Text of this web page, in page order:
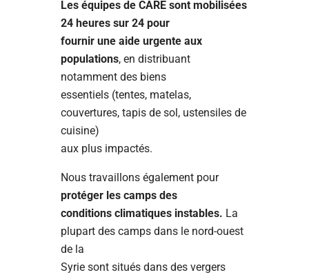
Les équipes de CARE sont mobilisées
24 heures sur 24 pour
fournir une aide urgente aux
populations, en distribuant
notamment des biens
essentiels (tentes, matelas,
couvertures, tapis de sol, ustensiles de
cuisine)
aux plus impactés.
Nous travaillons également pour
protéger les camps des
conditions climatiques instables. La
plupart des camps dans le nord-ouest
de la
Syrie sont situés dans des vergers